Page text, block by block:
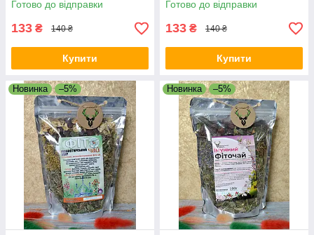
Готово до відправки
133 ₴ 140 ₴
Купити
Готово до відправки
133 ₴ 140 ₴
Купити
Новинка –5% Новинка –5%